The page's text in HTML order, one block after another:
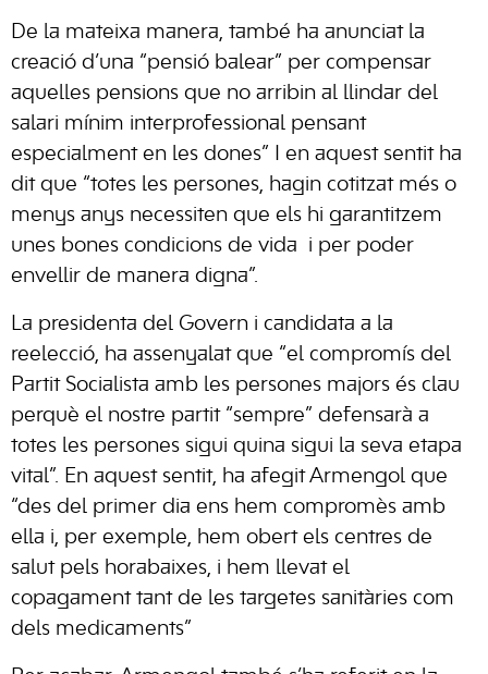
De la mateixa manera, també ha anunciat la
creació d’una “pensió balear” per compensar
aquelles pensions que no arribin al llindar del
salari mínim interprofessional pensant
especialment en les dones” I en aquest sentit ha
dit que “totes les persones, hagin cotitzat més o
menys anys necessiten que els hi garantitzem
unes bones condicions de vida i per poder
envellir de manera digna”.
La presidenta del Govern i candidata a la
reelecció, ha assenyalat que “el compromís del
Partit Socialista amb les persones majors és clau
perquè el nostre partit “sempre” defensarà a
totes les persones sigui quina sigui la seva etapa
vital”. En aquest sentit, ha afegit Armengol que
“des del primer dia ens hem compromès amb
ella i, per exemple, hem obert els centres de
salut pels horabaixes, i hem llevat el
copagament tant de les targetes sanitàries com
dels medicaments”